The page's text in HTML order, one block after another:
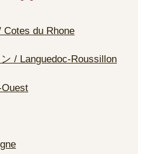
du Rhone
/ Languedoc-Roussillon